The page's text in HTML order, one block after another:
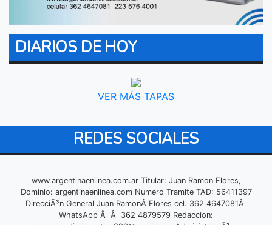
DIARIOS DE HOY
VER MÁS TAPAS
REDES SOCIALES
www.argentinaenlinea.com.ar Titular: Juan Ramon Flores,
Dominio: argentinaenlinea.com Numero Tramite TAD: 56411397
DirecciÃ³n General Juan RamonÂ Flores cel. 362 4647081Â
WhatsApp Â Â 362 4879579 Redaccion: